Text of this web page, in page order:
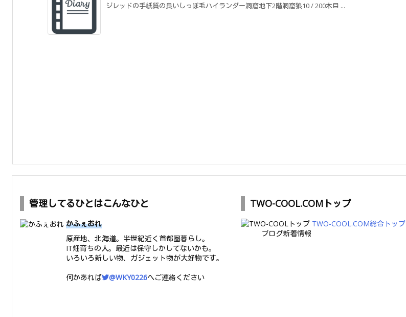
ジレッドの手紙質の良いしっぽ毛ハイランダー洞窟地下2階洞窟狼10 / 200木目 ...
管理してるひとはこんなひと
かふぇおれ
原産地、北海道。半世紀近く首都圏暮らし。
IT畑育ちの人。最近は保守しかしてないかも。
いろいろ新しい物、ガジェット物が大好物です。
何かあれば
@WKY0226へご連絡ください
TWO-COOL.COMトップ
TWO-COOL.COM総合トップ
ブログ新着情報